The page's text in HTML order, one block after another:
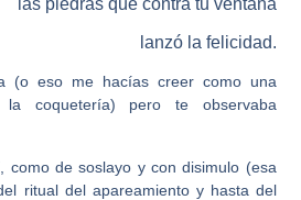
las piedras que contra tu ventana
lanzó la felicidad.
(o eso me hacías creer como una
la coquetería) pero te observaba
como de soslayo y con disimulo (esa
ritual del apareamiento y hasta del